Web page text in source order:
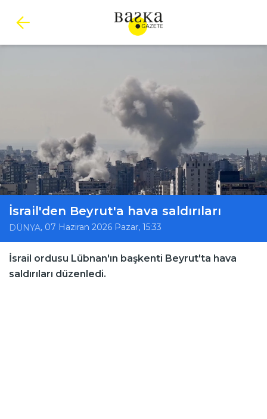
İsrail'den Beyrut'a hava saldırıları
DÜNYA, 07 Haziran 2026 Pazar, 15:33
İsrail ordusu Lübnan'ın başkenti Beyrut'ta hava
saldırıları düzenledi.